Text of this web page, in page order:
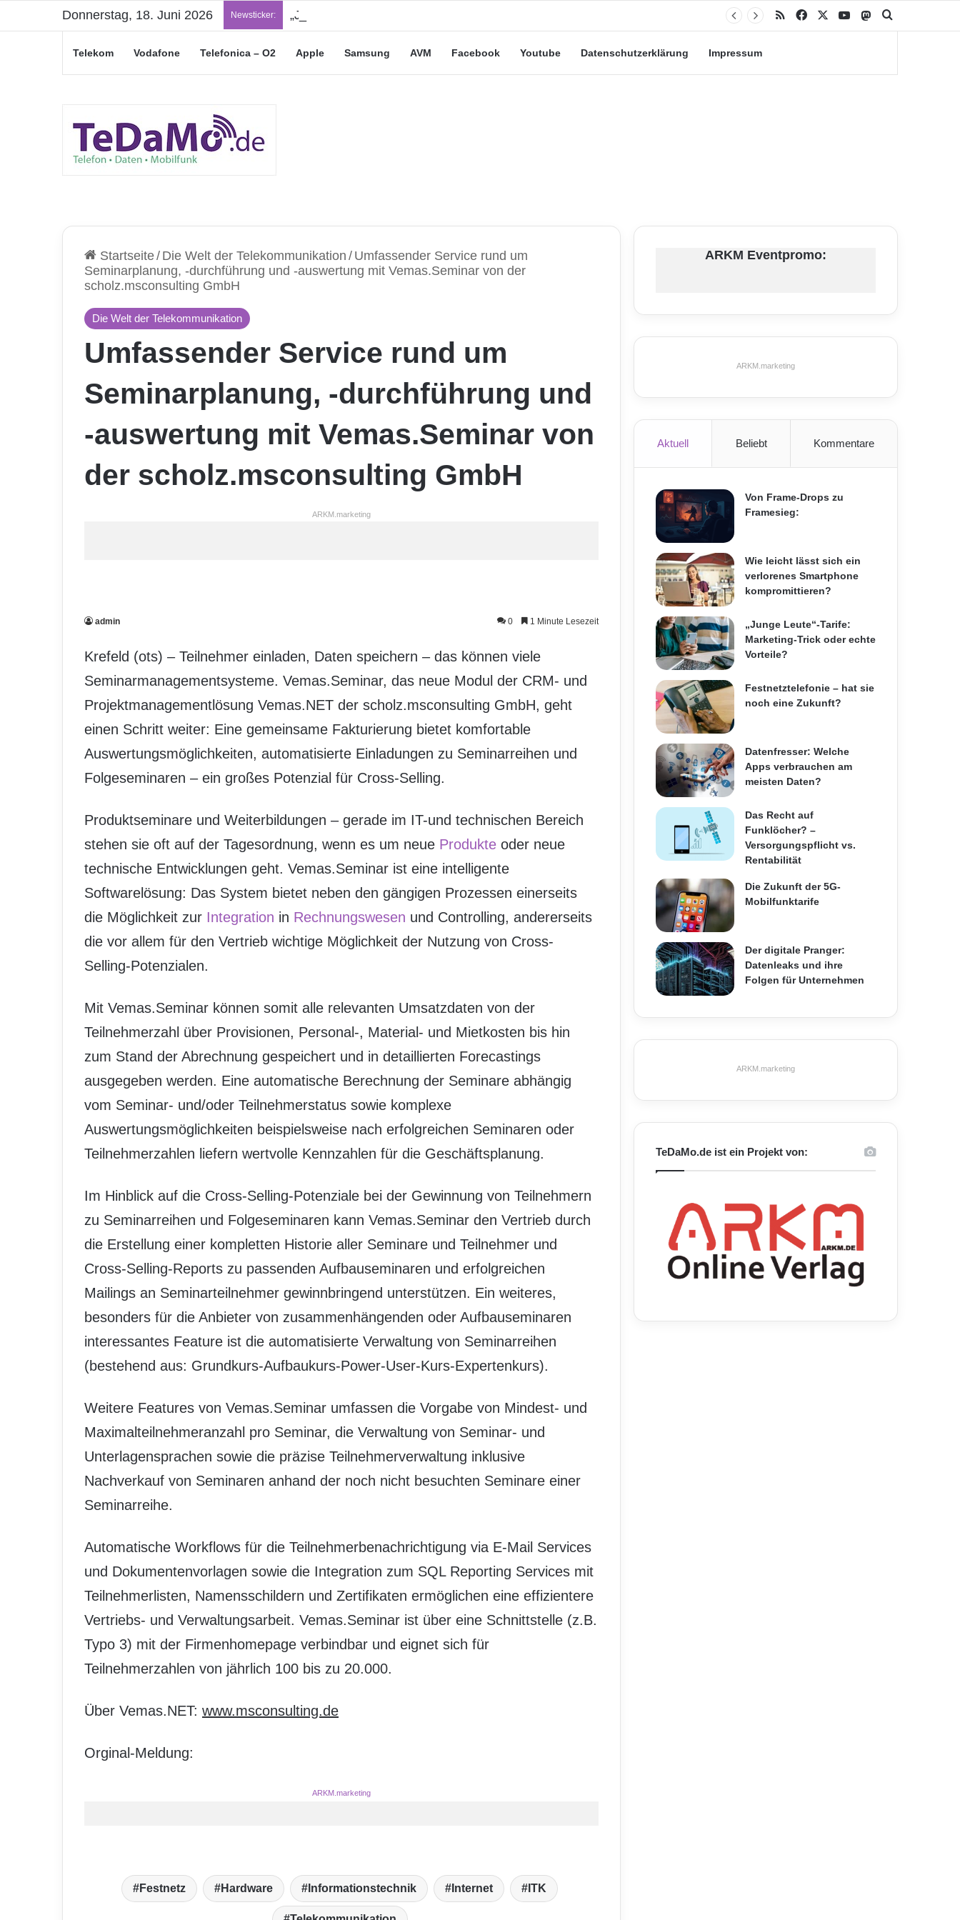
Donnerstag, 18. Juni 2026 Newsticker: „Junge Leute“-Tarife: Marketing-Trick oder echte Vorteile? RSS Facebook YouTubeMastodon
Telekom Vodafone Telefonica – O2 Apple Samsung AVM Facebook Youtube Datenschutzerklärung Impressum
Startseite/ Die Welt der Telekommunikation / Umfassender Service rund um
Seminarplanung, -durchführung und -auswertung mit Vemas.Seminar von der
scholz.msconsulting GmbH
Die Welt der Telekommunikation
Umfassender Service rund um
Seminarplanung, -durchführung und
-auswertung mit Vemas.Seminar von
der scholz.msconsulting GmbH
ARKM.marketing
admin 0 1 Minute Lesezeit
Krefeld (ots) – Teilnehmer einladen, Daten speichern – das können viele
Seminarmanagementsysteme. Vemas.Seminar, das neue Modul der CRM- und
Projektmanagementlösung Vemas.NET der scholz.msconsulting GmbH, geht
einen Schritt weiter: Eine gemeinsame Fakturierung bietet komfortable
Auswertungsmöglichkeiten, automatisierte Einladungen zu Seminarreihen und
Folgeseminaren – ein großes Potenzial für Cross-Selling.
Produktseminare und Weiterbildungen – gerade im IT-und technischen Bereich
stehen sie oft auf der Tagesordnung, wenn es um neue Produkte oder neue
technische Entwicklungen geht. Vemas.Seminar ist eine intelligente
Softwarelösung: Das System bietet neben den gängigen Prozessen einerseits
die Möglichkeit zur Integration in Rechnungswesen und Controlling, andererseits
die vor allem für den Vertrieb wichtige Möglichkeit der Nutzung von Cross-
Selling-Potenzialen.
Mit Vemas.Seminar können somit alle relevanten Umsatzdaten von der
Teilnehmerzahl über Provisionen, Personal-, Material- und Mietkosten bis hin
zum Stand der Abrechnung gespeichert und in detaillierten Forecastings
ausgegeben werden. Eine automatische Berechnung der Seminare abhängig
vom Seminar- und/oder Teilnehmerstatus sowie komplexe
Auswertungsmöglichkeiten beispielsweise nach erfolgreichen Seminaren oder
Teilnehmerzahlen liefern wertvolle Kennzahlen für die Geschäftsplanung.
Im Hinblick auf die Cross-Selling-Potenziale bei der Gewinnung von Teilnehmern
zu Seminarreihen und Folgeseminaren kann Vemas.Seminar den Vertrieb durch
die Erstellung einer kompletten Historie aller Seminare und Teilnehmer und
Cross-Selling-Reports zu passenden Aufbauseminaren und erfolgreichen
Mailings an Seminarteilnehmer gewinnbringend unterstützen. Ein weiteres,
besonders für die Anbieter von zusammenhängenden oder Aufbauseminaren
interessantes Feature ist die automatisierte Verwaltung von Seminarreihen
(bestehend aus: Grundkurs-Aufbaukurs-Power-User-Kurs-Expertenkurs).
Weitere Features von Vemas.Seminar umfassen die Vorgabe von Mindest- und
Maximalteilnehmeranzahl pro Seminar, die Verwaltung von Seminar- und
Unterlagensprachen sowie die präzise Teilnehmerverwaltung inklusive
Nachverkauf von Seminaren anhand der noch nicht besuchten Seminare einer
Seminarreihe.
Automatische Workflows für die Teilnehmerbenachrichtigung via E-Mail Services
und Dokumentenvorlagen sowie die Integration zum SQL Reporting Services mit
Teilnehmerlisten, Namensschildern und Zertifikaten ermöglichen eine effizientere
Vertriebs- und Verwaltungsarbeit. Vemas.Seminar ist über eine Schnittstelle (z.B.
Typo 3) mit der Firmenhomepage verbindbar und eignet sich für
Teilnehmerzahlen von jährlich 100 bis zu 20.000.
Über Vemas.NET: www.msconsulting.de
Orginal-Meldung:
ARKM.marketing
Festnetz Hardware Informationstechnik Internet ITK
ARKM Eventpromo:
ARKM.marketing
Aktuell Beliebt Kommentare
Von Frame-Drops zu
Framesieg:
Wie leicht lässt sich ein
verlorenes Smartphone
kompromittieren?
„Junge Leute“-Tarife:
Marketing-Trick oder echte
Vorteile?
Festnetztelefonie – hat sie
noch eine Zukunft?
Datenfresser: Welche
Apps verbrauchen am
meisten Daten?
Das Recht auf
Funklöcher? –
Versorgungspflicht vs.
Rentabilität
Die Zukunft der 5G-
Mobilfunktarife
Der digitale Pranger:
Datenleaks und ihre
Folgen für Unternehmen
ARKM.marketing
TeDaMo.de ist ein Projekt von: